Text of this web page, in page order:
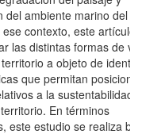
del ambiente marino del
contexto, este artículo
las distintas formas de
a objeto de
que permitan posicionar
a la sustentabilidad
En términos
este estudio se realiza